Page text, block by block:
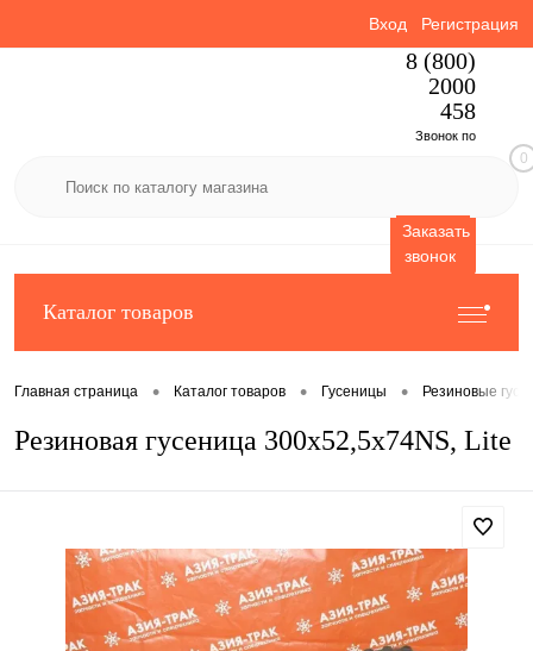
Вход Регистрация
8 (800)
2000
458
Звонок по
Заказать
звонок
0
Каталог товаров
Главная страница • Каталог товаров • Гусеницы • Резиновые
Резиновая гусеница 300x52,5x74NS, Lite